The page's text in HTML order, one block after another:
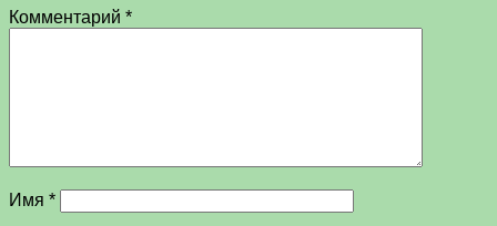
Комментарий *
Имя *